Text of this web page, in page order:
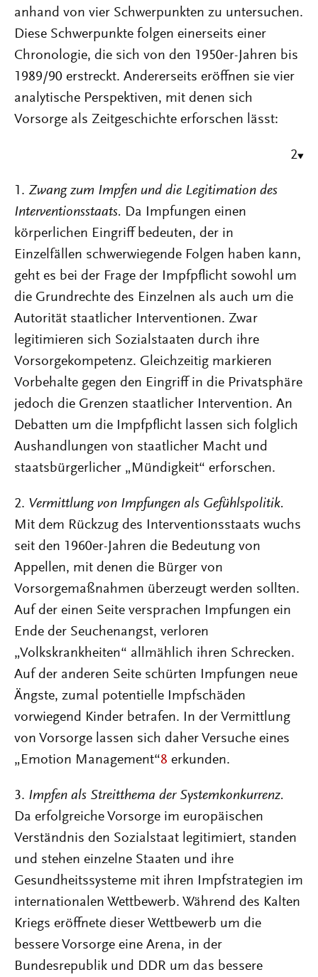
anhand von vier Schwerpunkten zu untersuchen.
Diese Schwerpunkte folgen einerseits einer
Chronologie, die sich von den 1950er-Jahren bis
1989/90 erstreckt. Andererseits eröffnen sie vier
analytische Perspektiven, mit denen sich
Vorsorge als Zeitgeschichte erforschen lässt:
2
1. Zwang zum Impfen und die Legitimation des
Interventionsstaats. Da Impfungen einen
körperlichen Eingriff bedeuten, der in
Einzelfällen schwerwiegende Folgen haben kann,
geht es bei der Frage der Impfpflicht sowohl um
die Grundrechte des Einzelnen als auch um die
Autorität staatlicher Interventionen. Zwar
legitimieren sich Sozialstaaten durch ihre
Vorsorgekompetenz. Gleichzeitig markieren
Vorbehalte gegen den Eingriff in die Privatsphäre
jedoch die Grenzen staatlicher Intervention. An
Debatten um die Impfpflicht lassen sich folglich
Aushandlungen von staatlicher Macht und
staatsbürgerlicher „Mündigkeit“ erforschen.
2. Vermittlung von Impfungen als Gefühlspolitik.
Mit dem Rückzug des Interventionsstaats wuchs
seit den 1960er-Jahren die Bedeutung von
Appellen, mit denen die Bürger von
Vorsorgemaßnahmen überzeugt werden sollten.
Auf der einen Seite versprachen Impfungen ein
Ende der Seuchenangst, verloren
„Volkskrankheiten“ allmählich ihren Schrecken.
Auf der anderen Seite schürten Impfungen neue
Ängste, zumal potentielle Impfschäden
vorwiegend Kinder betrafen. In der Vermittlung
von Vorsorge lassen sich daher Versuche eines
„Emotion Management“8 erkunden.
3. Impfen als Streitthema der Systemkonkurrenz.
Da erfolgreiche Vorsorge im europäischen
Verständnis den Sozialstaat legitimiert, standen
und stehen einzelne Staaten und ihre
Gesundheitssysteme mit ihren Impfstrategien im
internationalen Wettbewerb. Während des Kalten
Kriegs eröffnete dieser Wettbewerb um die
bessere Vorsorge eine Arena, in der
Bundesrepublik und DDR um das bessere